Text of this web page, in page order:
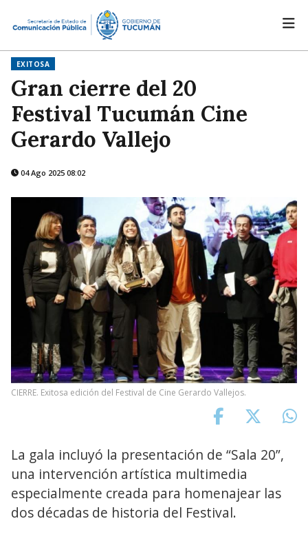
EXITOSA
Gran cierre del 20
Festival Tucumán Cine
Gerardo Vallejo
04 Ago 2025 08:02
CIERRE. Exitosa edición del Festival de Cine Gerardo Vallejos.
La gala incluyó la presentación de “Sala 20”,
una intervención artística multimedia
especialmente creada para homenajear las
dos décadas de historia del Festival.